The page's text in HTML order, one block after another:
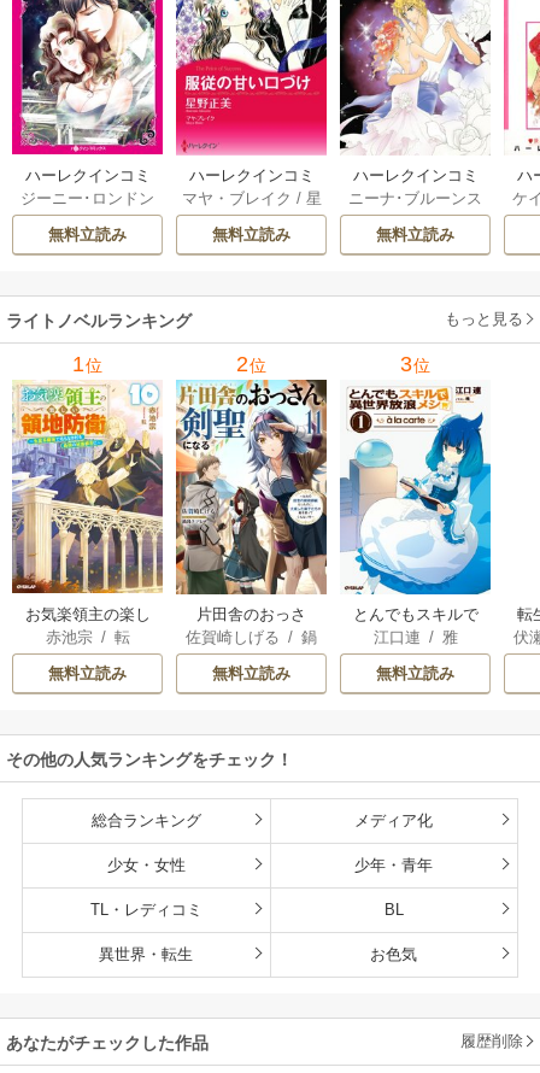
ハーレクインコミ
ックス セット 202
6年 vol.1064 1巻
ジーニー･ロンドン
橘花夜 / メアリ
ー･ライアンズ
ーガン/星合操/ア
ン･ウィール/ 津寺
里可子
無料立読み
ハーレクインコミ
ックス セット 202
6年 vol.1002 1巻
マヤ・ブレイク / 星
野正美/
ヘレン･ブ
ルックス/のわきね
ウェイ/一重夕子
無料立読み
ハーレクインコミ
ックス セット 202
6年 vol.1063 1巻
ニーナ･ブルーンス
おおつきちずる
レベッカ･ヨーク
ーディ/海野みつる
サラ･ウッド/流
水凛子
無料立読み
ハ
ッ
ケ
ザ
ライトノベルランキング もっと見る
1位
お気楽領主の楽し
い領地防衛
赤池宗/ 転
無料立読み
2位
片田舎のおっさ
ん、剣聖になる
～ただの田舎の剣
術師範だったの
たちが俺を放って
くれない件～
佐賀崎しげる /鍋
島テツヒロ
無料立読み
3位
とんでもスキルで
異世界放浪メシ
江口連 / 雅
無料立読み
転
伏
その他の人気ランキングをチェック！
総合ランキング メディア化
少女・女性 少年・青年
TL・レディコミ BL
異世界・転生 お色気
あなたがチェックした作品 履歴削除